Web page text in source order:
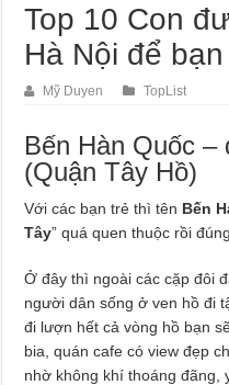
Top 10 Con
Hà Nội để
Mỹ Duyen TopList
Bến Hàn Quốc
(Quận Tây Hồ)
Với các bạn trẻ thì tên Bến
Tây” quá quen thuộc rồi
Ở đây thì ngoài các cặp đôi
người dân sống ở ven hồ đi
đi lượn hết cả vòng hồ bạn
bia, quán cafe có view đẹp
nhờ không khí thoáng đãng,